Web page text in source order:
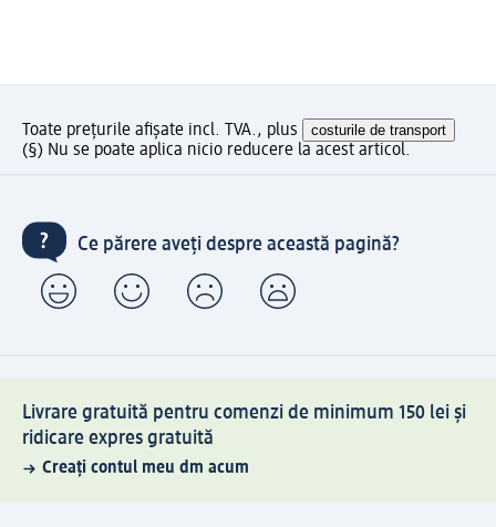
Toate prețurile afișate incl. TVA., plus costurile de transport
(§) Nu se poate aplica nicio reducere la acest articol.
Ce părere aveți despre această pagină?
Livrare gratuită pentru comenzi de minimum 150 lei și
ridicare expres gratuită
Creați contul meu dm acum